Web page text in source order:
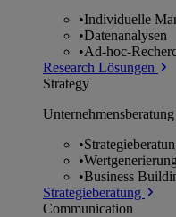
•Individuelle
•Datenanalysen
•Ad-hoc-
Research Lösungen
Strategy
•
•
•Business
Strategieberatung
Communication